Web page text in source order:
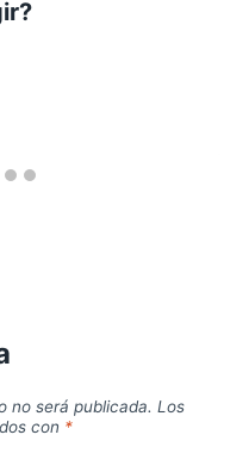
no será publicada. Los
con *